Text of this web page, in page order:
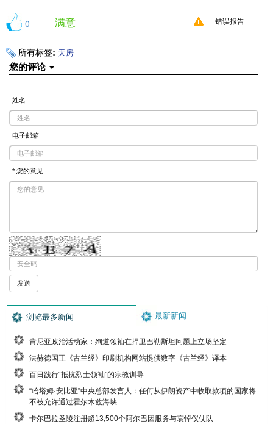
0 满意 错误报告
所有标签: 天房
您的评论
姓名
电子邮箱
* 您的意见
浏览最多新闻 最新新闻
肯尼亚政治活动家：殉道领袖在捍卫巴勒斯坦问题上立场坚定
法赫德国王《古兰经》印刷机构网站提供数字《古兰经》译本
百日践行“抵抗烈士领袖”的宗教训导
“哈塔姆·安比亚”中央总部发言人：任何从伊朗资产中收取款项的国家将
不被允许通过霍尔木兹海峡
卡尔巴拉圣陵注册超13,500个阿尔巴因服务与哀悼仪仗队